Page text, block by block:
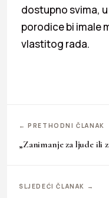
dostupno svima,
porodice bi imale
vlastitog rada.
← PRETHODNI ČLANAK
„Zanimanje za ljude ili
SLJEDEĆI ČLANAK →